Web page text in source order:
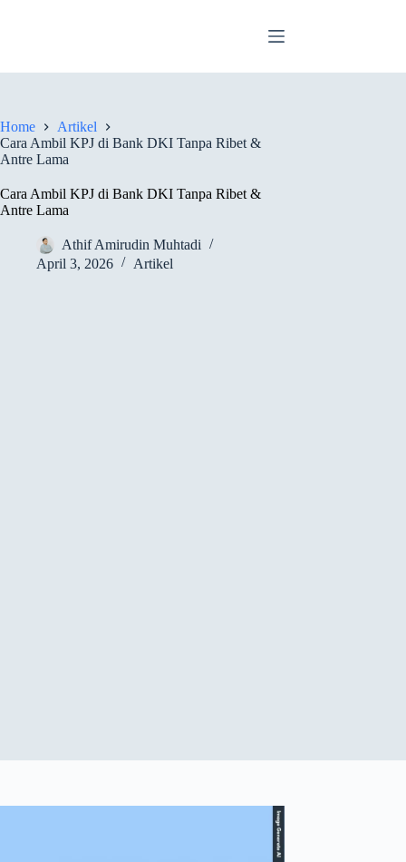
Home
Artikel
Cara Ambil KPJ di Bank DKI Tanpa Ribet &
Antre Lama
Cara Ambil KPJ di Bank DKI Tanpa Ribet &
Antre Lama
Athif Amirudin Muhtadi
April 3, 2026
Artikel